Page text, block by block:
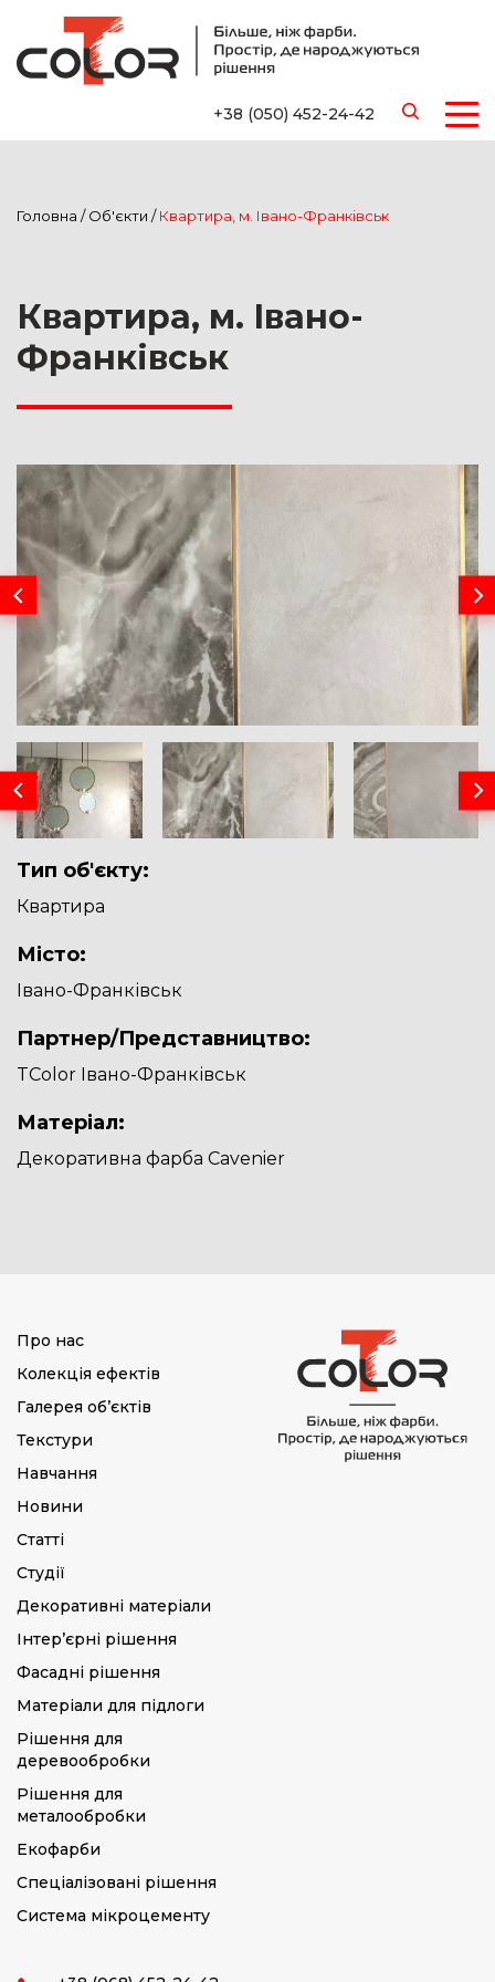
+38 (050) 452-24-42
Головна /Об'єкти /Квартира, м. Івано-Франківськ
Квартира, м. Івано-
Франківськ
Тип об'єкту:
Квартира
Місто:
Івано-Франківськ
Партнер/Представництво:
TColor Івано-Франківськ
Матеріал:
Декоративна фарба Cavenier
Про нас
Колекція ефектів
Галерея об’єктів
Текстури
Навчання
Новини
Статті
Студії
Декоративні матеріали
Інтер’єрні рішення
Фасадні рішення
Матеріали для підлоги
Рішення для
деревообробки
Рішення для
металообробки
Екофарби
Спеціалізовані рішення
Система мікроцементу